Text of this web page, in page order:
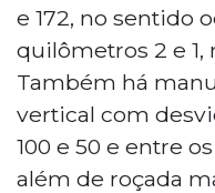
e 172, no sentido
quilômetros 2 e 1,
Também há
vertical com
100 e 50 e entre
além de roçada